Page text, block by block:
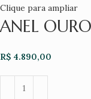
Clique para ampliar
ANEL
R$ 4.890,00